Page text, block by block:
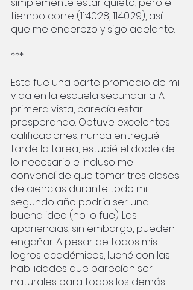
simplemente estar quieto, pero el
tiempo corre (11:40:28, 11:40:29), así
que me enderezo y sigo adelante.
***
Esta fue una parte promedio de mi
vida en la escuela secundaria. A
primera vista, parecía estar
prosperando. Obtuve excelentes
calificaciones, nunca entregué
tarde la tarea, estudié el doble de
lo necesario e incluso me
convencí de que tomar tres clases
de ciencias durante todo mi
segundo año podría ser una
buena idea (no lo fue). Las
apariencias, sin embargo, pueden
engañar. A pesar de todos mis
logros académicos, luché con las
habilidades que parecían ser
naturales para todos los demás.